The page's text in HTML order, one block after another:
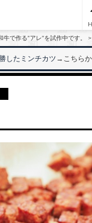
牛で作る”アレ”を試作中です。 >
したミンチカツ →こちら